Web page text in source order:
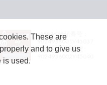
JASRAC許諾番号：
9024936001Y45037
JASRAC許諾番号：
These are
and to give us
is used.